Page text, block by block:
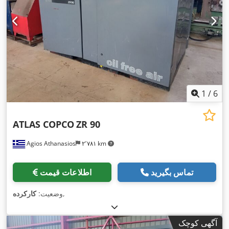
1 / 6
Agios Athanasios ۲٬۷۸۱ km
ATLAS COPCOZR 90
اطلاعات قیمت تماس بگیرید
وضعیت:کارکرده ,
آگهی کوچک